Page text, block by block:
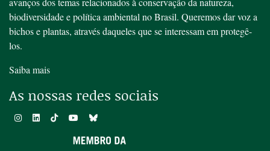
biodiversidade e política ambiental no Brasil. Queremos dar voz a
bichos e plantas, através daqueles que se interessam em protegê-
los.
Saiba mais
As nossas redes sociais